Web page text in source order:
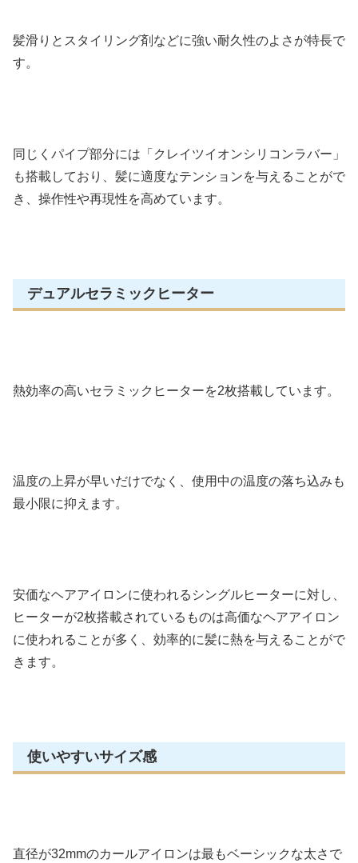
髪滑りとスタイリング剤などに強い耐久性のよさが特長で
す。
同じくパイプ部分には「クレイツイオンシリコンラバー」
も搭載しており、髪に適度なテンションを与えることがで
き、操作性や再現性を高めています。
デュアルセラミックヒーター
熱効率の高いセラミックヒーターを2枚搭載しています。
温度の上昇が早いだけでなく、使用中の温度の落ち込みも
最小限に抑えます。
安価なヘアアイロンに使われるシングルヒーターに対し、
ヒーターが2枚搭載されているものは高価なヘアアイロン
に使われることが多く、効率的に髪に熱を与えることがで
きます。
使いやすいサイズ感
直径が32mmのカールアイロンは最もベーシックな太さで